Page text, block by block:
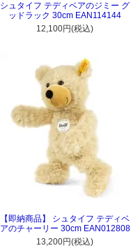
シュタイフ テディベアのジミー グ
ッドラック 30cm EAN114144
12,100円(税込)
【即納商品】 シュタイフ テディベ
アのチャーリー 30cm EAN012808
13,200円(税込)